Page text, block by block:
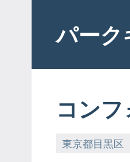
contentパーク
コン
東京都目黒区